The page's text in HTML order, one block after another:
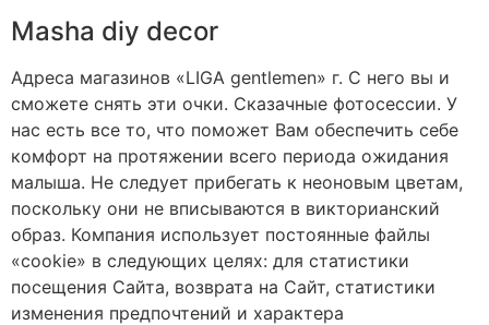
Masha diy decor
Адреса магазинов «LIGA gentlemen» г. С него вы и
сможете снять эти очки. Сказачные фотосессии. У
нас есть все то, что поможет Вам обеспечить себе
комфорт на протяжении всего периода ожидания
малыша. Не следует прибегать к неоновым цветам,
поскольку они не вписываются в викторианский
образ. Компания использует постоянные файлы
«cookie» в следующих целях: для статистики
посещения Сайта, возврата на Сайт, статистики
изменения предпочтений и характера